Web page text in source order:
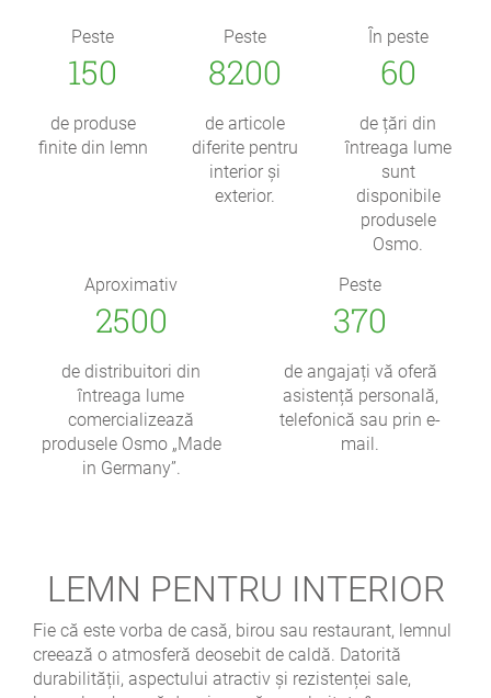
Peste
150
de produse
finite din lemn
Peste
8200
de articole
diferite pentru
interior și
exterior.
În peste
60
de țări din
întreaga lume
sunt
disponibile
produsele
Osmo.
Aproximativ
2500
de distribuitori din
întreaga lume
comercializează
produsele Osmo „Made
in Germany”.
Peste
370
de angajați vă oferă
asistență personală,
telefonică sau prin e-
mail.
LEMN PENTRU INTERIOR
Fie că este vorba de casă, birou sau restaurant, lemnul
creează o atmosferă deosebit de caldă. Datorită
durabilității, aspectului atractiv și rezistenței sale,